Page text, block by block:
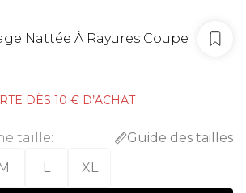
Nattée À Rayures Coupe
DÈS 10 € D’ACHAT
taille:
Guide des tailles
M L XL